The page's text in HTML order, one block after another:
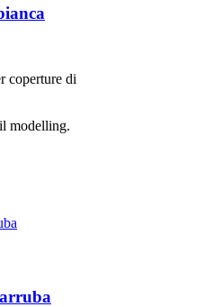
coperture di
modelling.